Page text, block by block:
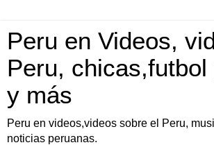
Peru en Videos,
Peru, chicas,futbol
y más
Peru en videos,videos sobre el Peru,
noticias peruanas.